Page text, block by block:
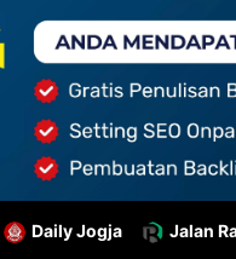
Daily Jogja Jalan